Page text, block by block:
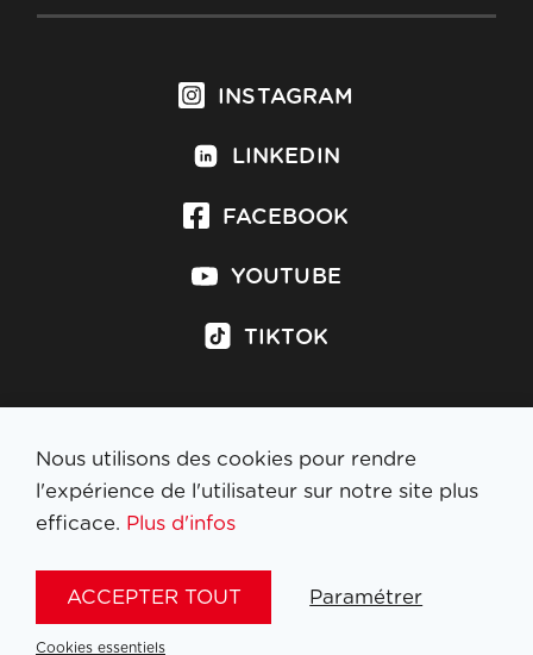
INSTAGRAM
LINKEDIN
FACEBOOK
YOUTUBE
TIKTOK
S'inscrire à la newsletter
Nous utilisons des cookies pour rendre
l'expérience de l'utilisateur sur notre site plus
efficace. Plus d'infos
ACCEPTER TOUT Paramétrer
Cookies essentiels